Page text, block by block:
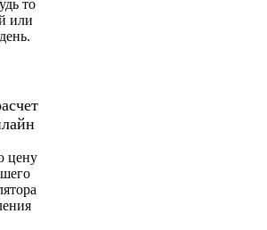
то
или
цену